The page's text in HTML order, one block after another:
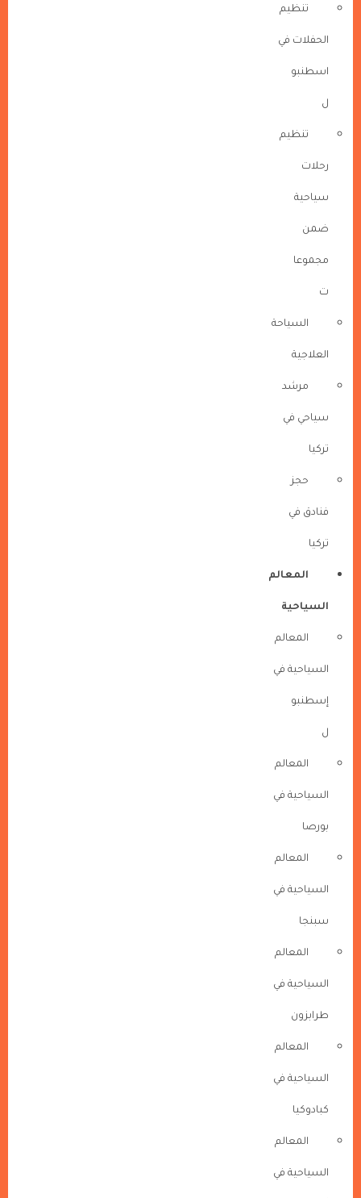
تنظيم
الحفلات في
اسطنبو
ل
تنظيم
رحلات
سياحية
ضمن
مجموعا
ت
السياحة
العلاجية
مرشد
سياحي في
تركيا
حجز
فنادق في
تركيا
المعالم
السياحية
المعالم
السياحية في
إسطنبو
ل
المعالم
السياحية في
بورصا
المعالم
السياحية في
سبنجا
المعالم
السياحية في
طرابزون
المعالم
السياحية في
كبادوكيا
المعالم
السياحية في